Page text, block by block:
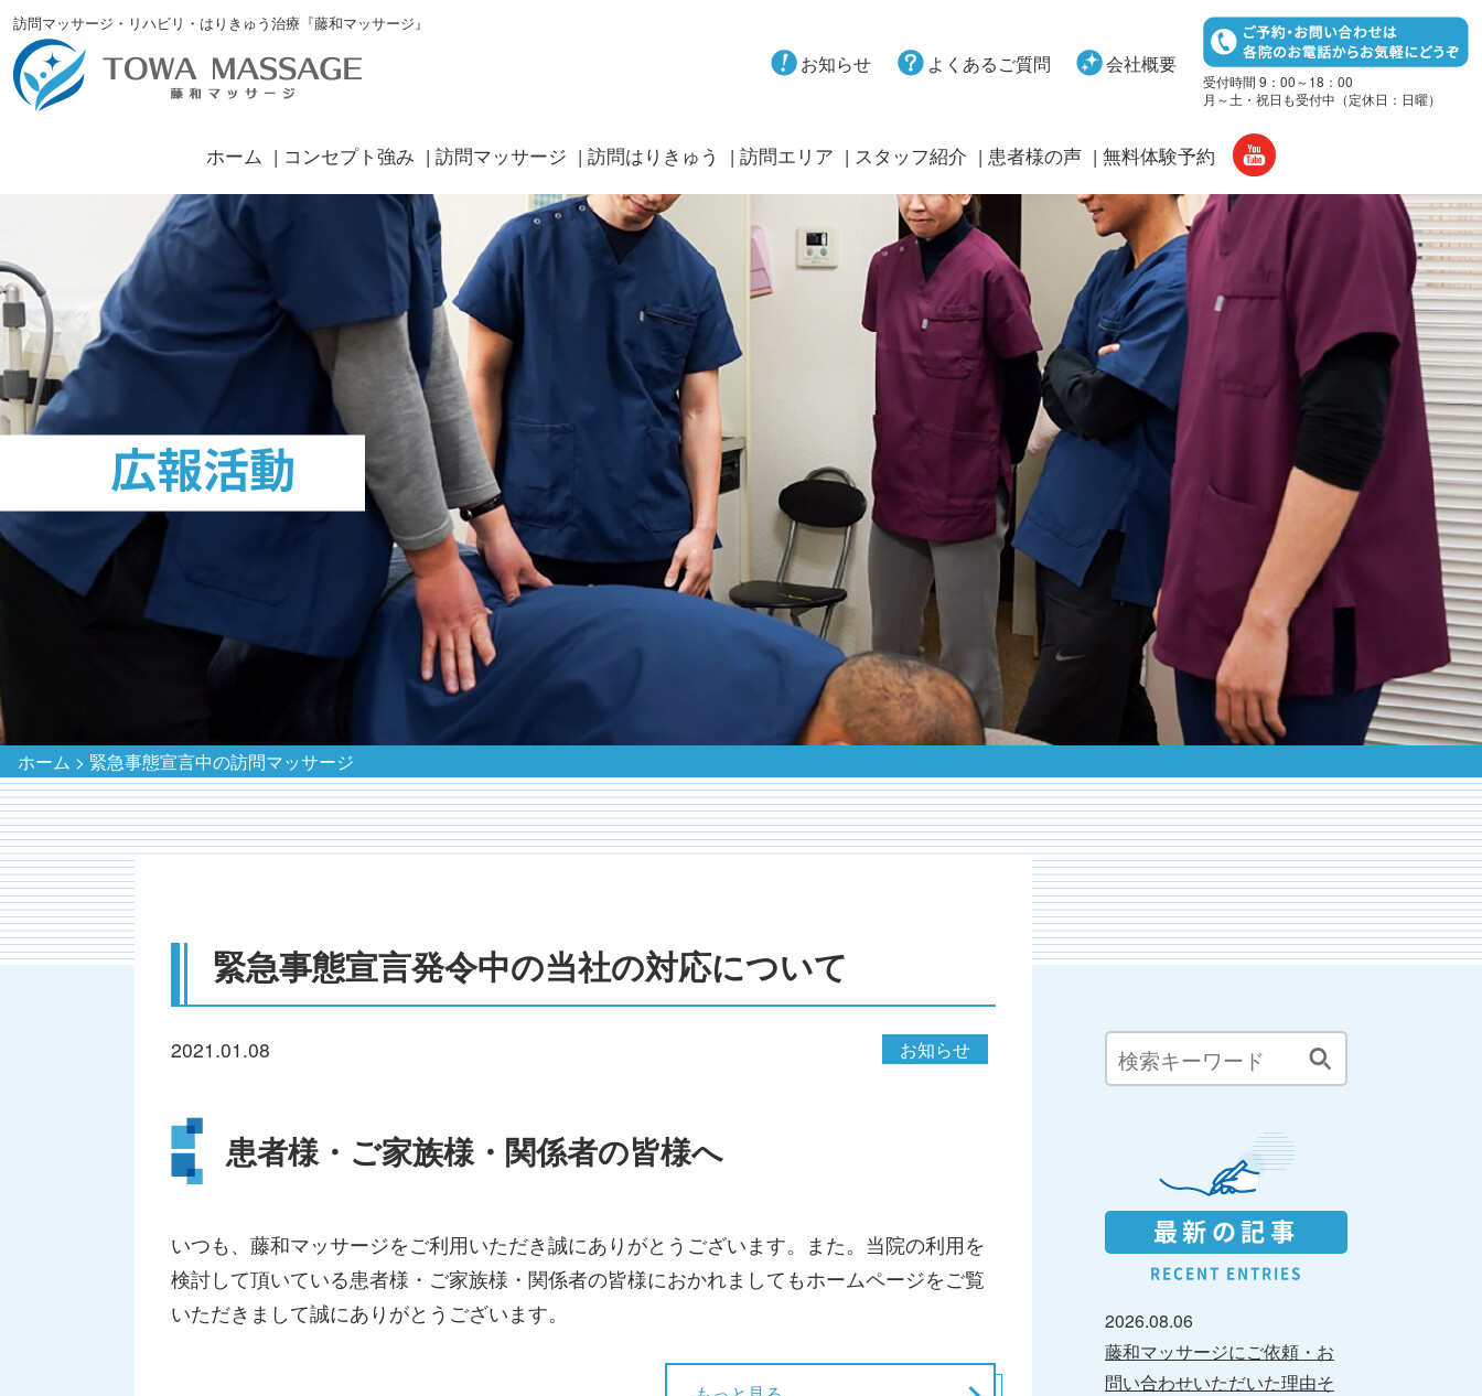
訪問マッサージ・リハビリ・はりきゅう治療『藤和マッサージ』
お知らせ よくあるご質問 会社概要
受付時間 9：00～18：00
月～土・祝日も受付中（定休日：日曜）
ホーム コンセプト強み 訪問マッサージ 訪問はりきゅう 訪問エリア スタッフ紹介 患者様の声 無料体験予約
広報活動
ホーム > 緊急事態宣言中の訪問マッサージ
緊急事態宣言発令中の当社の対応について
2021.01.08 お知らせ
患者様・ご家族様・関係者の皆様へ
いつも、藤和マッサージをご利用いただき誠にありがとうございます。また。当院の利用を
検討して頂いている患者様・ご家族様・関係者の皆様におかれましてもホームページをご覧
いただきまして誠にありがとうございます。
最新の記事
RECENT ENTRIES
2026.08.06
藤和マッサージにご依頼・お
問い合わせいただいた理由そ